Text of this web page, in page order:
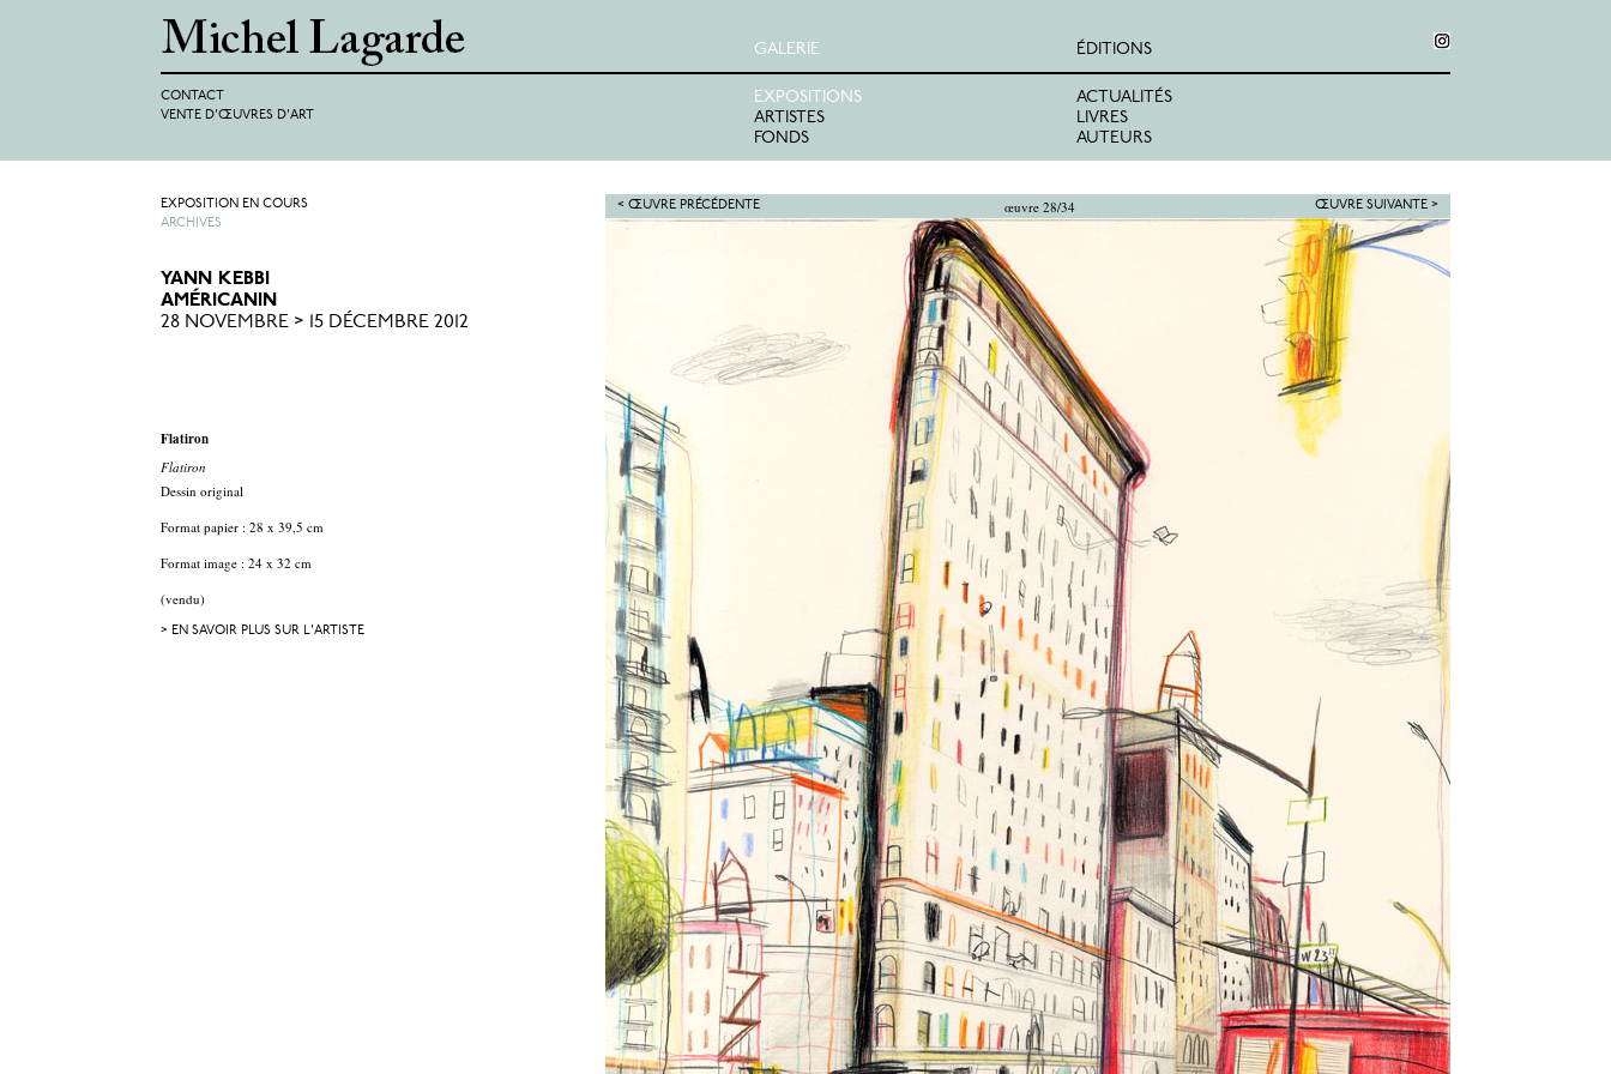
GALERIE
EXPOSITIONS
ARTISTES
FONDS
ÉDITIONS
ACTUALITÉS
LIVRES
AUTEURS
CONTACT
VENTE D'ŒUVRES D'ART
œuvre 28/34
< ŒUVRE PRÉCÉDENTE ŒUVRE SUIVANTE >
EXPOSITION EN COURS
ARCHIVES
YANN KEBBI
AMÉRICANIN
28 NOVEMBRE > 15 DÉCEMBRE 2012
Flatiron
Flatiron
Dessin original
Format papier : 28 x 39,5 cm
Format image : 24 x 32 cm
(vendu)
> EN SAVOIR PLUS SUR L'ARTISTE